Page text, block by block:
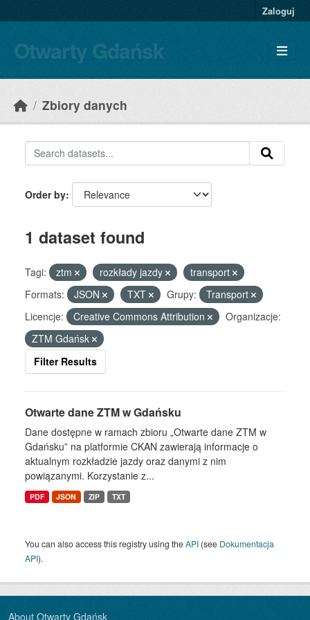
Zaloguj
Otwarty Gdańsk
Zbiory danych
Order by
1 dataset found
Tagi: ztm rozkłady jazdy
transport
Formats:
JSON TXT Grupy:
Transport
Licencje:
Creative Commons Attribution
Organizacje:
ZTM Gdańsk
Filter Results
Otwarte dane ZTM w Gdańsku
Dane dostępne w ramach zbioru „Otwarte dane ZTM w
Gdańsku” na platformie CKAN zawierają informacje o
aktualnym rozkładzie jazdy oraz danymi z nim
powiązanymi. Korzystanie z...
PDF JSON ZIP TXT
You can also access this registry using theAPI (see Dokumentacja
API).
About Otwarty Gdańsk